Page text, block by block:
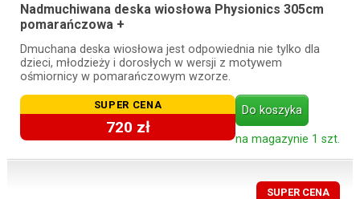
Nadmuchiwana deska wiosłowa Physionics 305cm
pomarańczowa +
Dmuchana deska wiosłowa jest odpowiednia nie tylko dla
dzieci, młodzieży i dorosłych w wersji z motywem
ośmiornicy w pomarańczowym wzorze.
SUPER CENA
720 zł
Do koszyka
na magazynie 1 szt.
SUPER CENA